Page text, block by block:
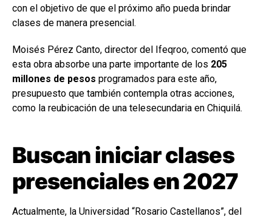
con el objetivo de que el próximo año pueda brindar
clases de manera presencial.
Moisés Pérez Canto, director del Ifeqroo, comentó que
esta obra absorbe una parte importante de los 205
millones de pesos programados para este año,
presupuesto que también contempla otras acciones,
como la reubicación de una telesecundaria en Chiquilá.
Buscan iniciar clases
presenciales en 2027
Actualmente, la Universidad “Rosario Castellanos”, del